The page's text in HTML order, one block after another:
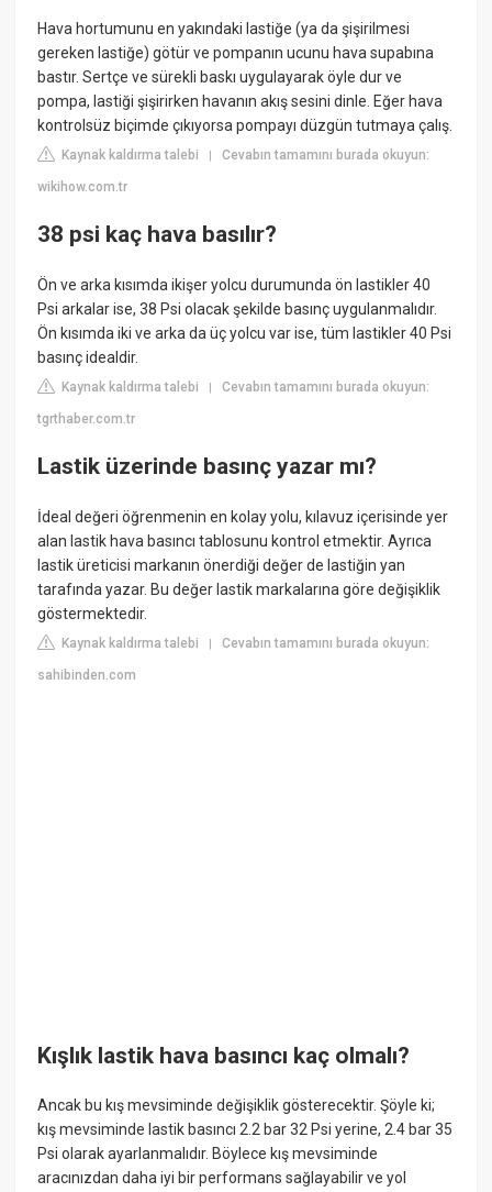
Hava hortumunu en yakındaki lastiğe (ya da şişirilmesi
gereken lastiğe) götür ve pompanın ucunu hava supabına
bastır. Sertçe ve sürekli baskı uygulayarak öyle dur ve
pompa, lastiği şişirirken havanın akış sesini dinle. Eğer hava
kontrolsüz biçimde çıkıyorsa pompayı düzgün tutmaya çalış.
Kaynak kaldırma talebi |Cevabın tamamını burada okuyun:
wikihow.com.tr
38 psi kaç hava basılır?
Ön ve arka kısımda ikişer yolcu durumunda ön lastikler 40
Psi arkalar ise, 38 Psi olacak şekilde basınç uygulanmalıdır.
Ön kısımda iki ve arka da üç yolcu var ise, tüm lastikler 40 Psi
basınç idealdir.
Kaynak kaldırma talebi |Cevabın tamamını burada okuyun:
tgrthaber.com.tr
Lastik üzerinde basınç yazar mı?
İdeal değeri öğrenmenin en kolay yolu, kılavuz içerisinde yer
alan lastik hava basıncı tablosunu kontrol etmektir. Ayrıca
lastik üreticisi markanın önerdiği değer de lastiğin yan
tarafında yazar. Bu değer lastik markalarına göre değişiklik
göstermektedir.
Kaynak kaldırma talebi |Cevabın tamamını burada okuyun:
sahibinden.com
Kışlık lastik hava basıncı kaç olmalı?
Ancak bu kış mevsiminde değişiklik gösterecektir. Şöyle ki;
kış mevsiminde lastik basıncı 2.2 bar 32 Psi yerine, 2.4 bar 35
Psi olarak ayarlanmalıdır. Böylece kış mevsiminde
aracınızdan daha iyi bir performans sağlayabilir ve yol